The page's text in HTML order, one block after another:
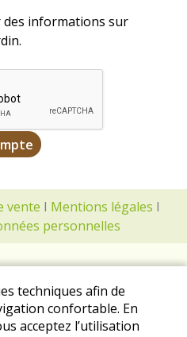
des informations sur
vente I Mentions légales I
personnelles
techniques afin de
confortable. En
acceptez l’utilisation